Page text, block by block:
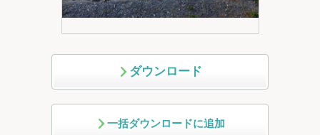
ダウンロード
一括ダウンロードに追加